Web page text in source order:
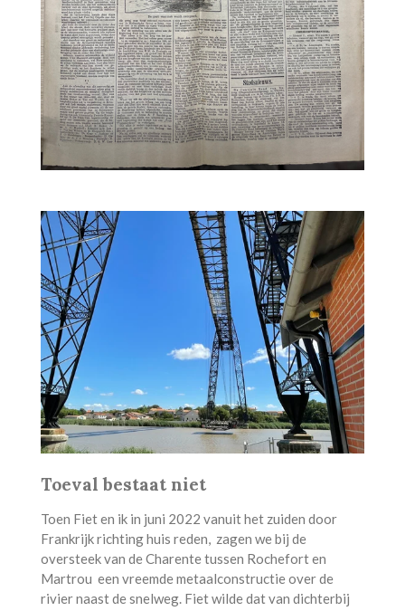
Toeval bestaat niet
Toen Fiet en ik in juni 2022 vanuit het zuiden door
Frankrijk richting huis reden, zagen we bij de
oversteek van de Charente tussen Rochefort en
Martrou een vreemde metaalconstructie over de
rivier naast de snelweg. Fiet wilde dat van dichterbij